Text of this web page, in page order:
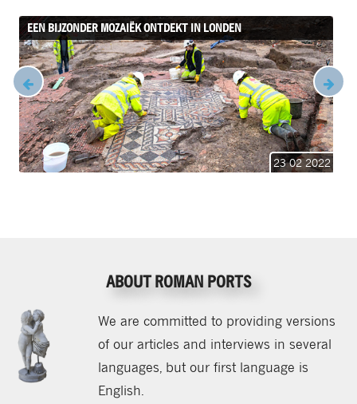
EEN BIJZONDER MOZAIËK ONTDEKT IN LONDEN
23 02 2022
ABOUT ROMAN PORTS
We are committed to providing versions
of our articles and interviews in several
languages, but our first language is
English.